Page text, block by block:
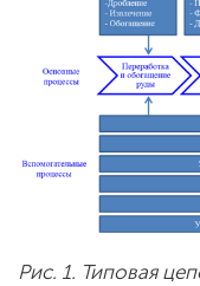
Рис. 1. Типовая